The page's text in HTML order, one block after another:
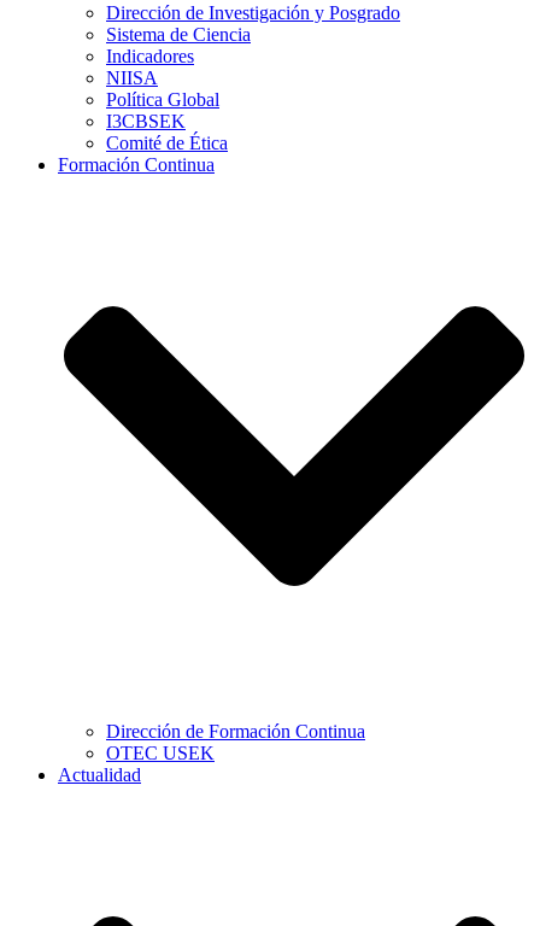
Dirección de Investigación y Posgrado
Sistema de Ciencia
Indicadores
NIISA
Política Global
I3CBSEK
Comité de Ética
Formación Continua
Dirección de Formación Continua
OTEC USEK
Actualidad